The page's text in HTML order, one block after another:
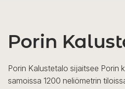
Porin
Porin Kalustetalo sijaitsee Porin
samoissa 1200 neliömetrin